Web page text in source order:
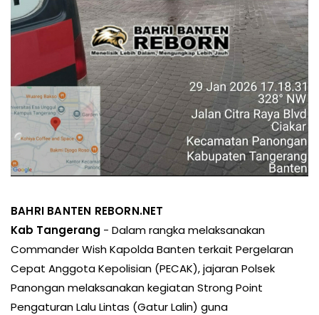
BAHRI BANTEN REBORN.NET
Kab Tangerang - Dalam rangka melaksanakan
Commander Wish Kapolda Banten terkait Pergelaran
Cepat Anggota Kepolisian (PECAK), jajaran Polsek
Panongan melaksanakan kegiatan Strong Point
Pengaturan Lalu Lintas (Gatur Lalin) guna